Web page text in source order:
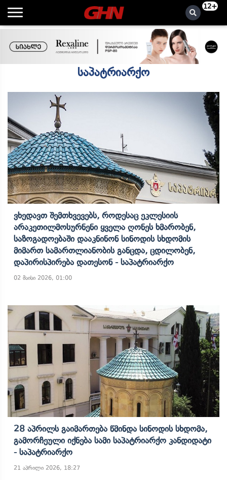
12+
საპატრიარქო
Ვხედავთ Შემთხვევებს, Როდესაც Ეკლესიის
Არაკეთილმოსურნენი Ყველა Ღონეს Ხმარობენ,
Საზოგადოებაში Დააკნინონ Სინოდის Სხდომის
Მიმართ Სამართლიანობის Განცდა, Ცდილობენ,
Დაპირისპირება Დათესონ - Საპატრიარქო
02 მაისი 2026, 01:00
28 Აპრილს Გაიმართება Წმინდა Სინოდის Სხდომა,
Გამორჩეული Იქნება Სამი Საპატრიარქო Კანდიდატი
- Საპატრიარქო
21 აპრილი 2026, 18:27